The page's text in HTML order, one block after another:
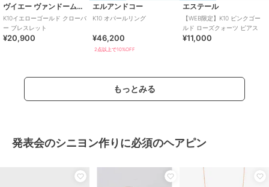
ヴイエー ヴァンドーム青山
K10イエローゴールド クローバ
ー ブレスレット
¥20,900
エルアンドコー
K10 オパールリング
¥46,200
2点以上で10%OFF
エステール
【WEB限定】K10 ピンクゴー
ルド ローズクォーツ ピアス
¥11,000
もっとみる
発表会のシニヨン作りに必須のヘアピン